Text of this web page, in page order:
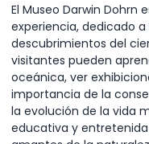
El Museo Darwin
experiencia, dedicado
descubrimientos del
visitantes pueden
oceánica, ver
importancia de la
la evolución de la vida
educativa y